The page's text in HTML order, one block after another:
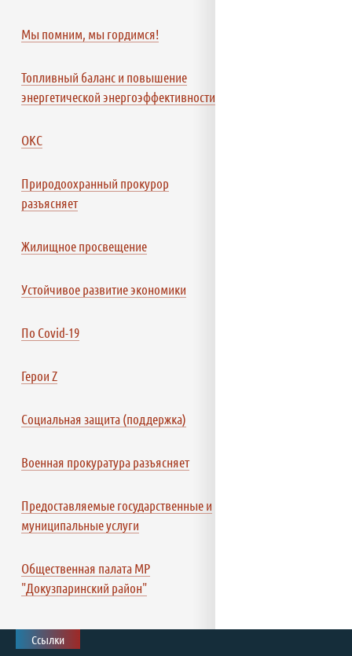
Мы помним, мы гордимся!
Топливный баланс и повышение
энергетической энергоэффективности
ОКС
Природоохранный прокурор
разъясняет
Жилищное просвещение
Устойчивое развитие экономики
По Covid-19
Герои Z
Социальная защита (поддержка)
Военная прокуратура разъясняет
Предоставляемые государственные и
муниципальные услуги
Общественная палата МР
"Докузпаринский район"
Ссылки